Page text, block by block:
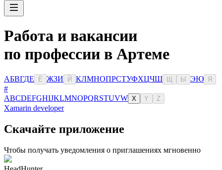
Работа и вакансии
по профессии в Артеме
АБВГДЕ Ё ЖЗИ Й КЛМНОПРСТУФХЦЧШ Ы ЭЮ Я
#
ABCDEFGHIJKLMNOPQRSTUVW X Y Z
Xamarin developer
Скачайте приложение
Чтобы получать уведомления о приглашениях мгновенно